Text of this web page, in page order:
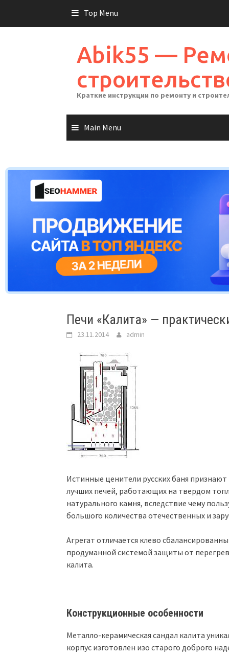
Top Menu
Abik55 —
Краткие инструкции по ремонту и
Main Menu
Печи «Калита» —
23.11.2014 admin
Истинные ценители русских баня
лучших печей, работающих на твердом
натурального камня, вследствие чему
большого количества отечественных и
Агрегат отличается клево
продуманной системой защиты от
калита.
Конструкционные особенности
Металло-керамическая сандал калита
корпус изготовлен изо старого доброго